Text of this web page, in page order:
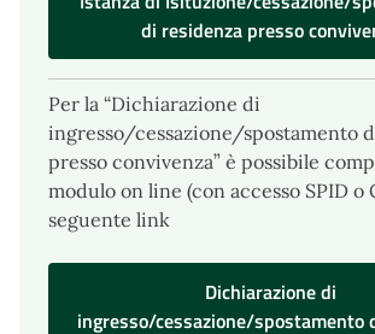
di residenza presso
Per la “Dichiarazione di
ingresso/cessazione/spostamento
presso convivenza” è possibile
modulo on line (con accesso SPID o
seguente link
Dichiarazione di
ingresso/cessazione/spostamento